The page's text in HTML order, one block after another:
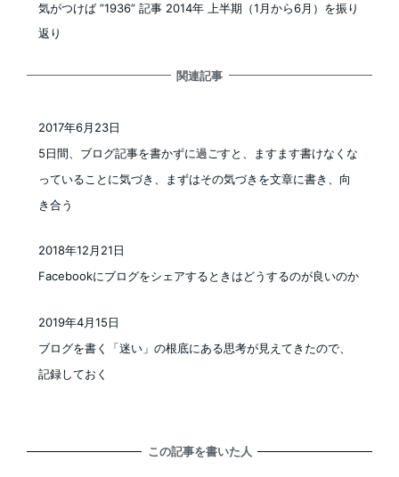
気がつけば ”1936” 記事 2014年 上半期（1月から6月）を振り
返り
関連記事
5日間、ブログ記事を書かずに過ごすと、ますます書けなくな
っていることに気づき、まずはその気づきを文章に書き、向
き合う
投稿日
2017年6月23日
Facebookにブログをシェアするときはどうするのが良いのか
2018年12月21日
ブログを書く「迷い」の根底にある思考が見えてきたので、
記録しておく
2019年4月15日
この記事を書いた人